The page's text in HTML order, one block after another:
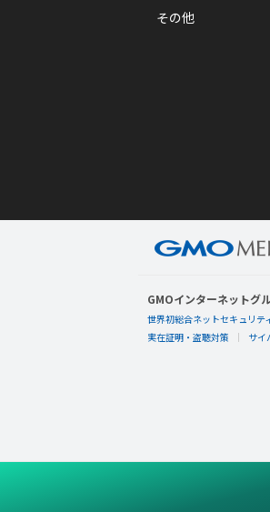
その他
GMOインターネットグ
世界初総合ネットセキュリテ
実在証明・盗聴対策
サイ